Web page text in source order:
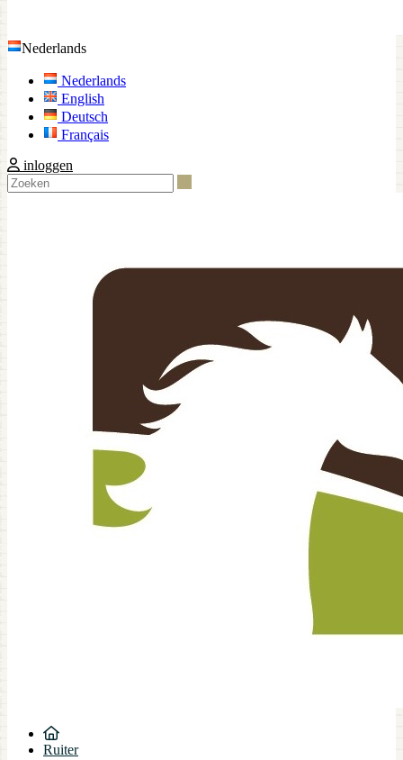
Nederlands
Nederlands
English
Deutsch
Français
inloggen
Ruiter